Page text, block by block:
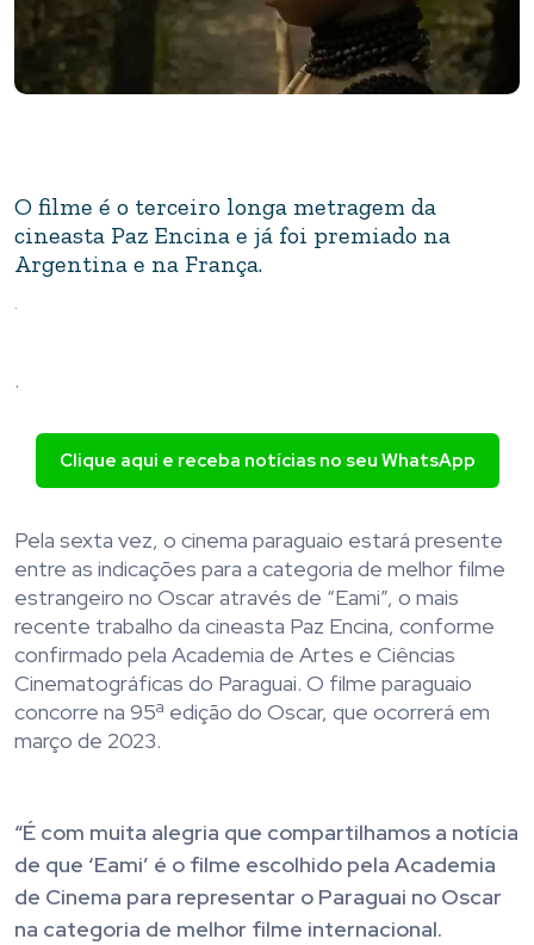
O filme é o terceiro longa metragem da
cineasta Paz Encina e já foi premiado na
Argentina e na França.
.
.
Clique aqui e receba notícias no seu WhatsApp
Pela sexta vez, o cinema paraguaio estará presente
entre as indicações para a categoria de melhor filme
estrangeiro no Oscar através de “Eami”, o mais
recente trabalho da cineasta Paz Encina, conforme
confirmado pela Academia de Artes e Ciências
Cinematográficas do Paraguai. O filme paraguaio
concorre na 95ª edição do Oscar, que ocorrerá em
março de 2023.
“É com muita alegria que compartilhamos a notícia
de que ‘Eami’ é o filme escolhido pela Academia
de Cinema para representar o Paraguai no Oscar
na categoria de melhor filme internacional.